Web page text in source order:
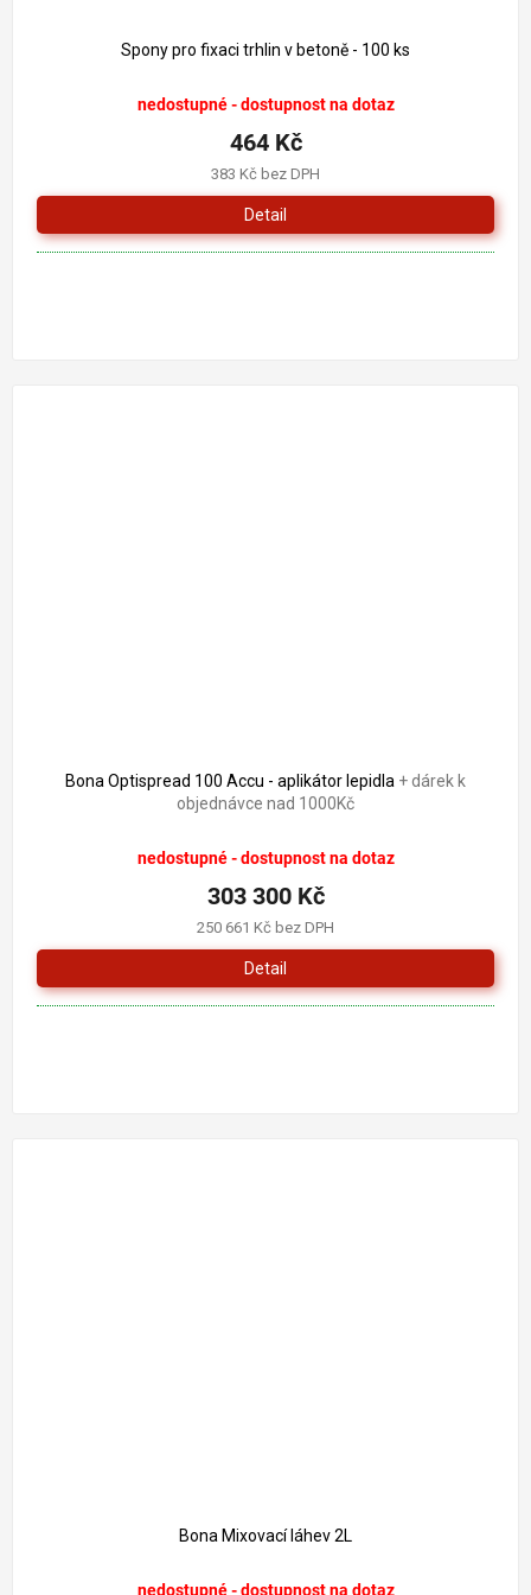
Spony pro fixaci trhlin v betoně - 100 ks
nedostupné - dostupnost na dotaz
383 Kč bez DPH
464 Kč
Detail
Bona Optispread 100 Accu - aplikátor lepidla + dárek k
objednávce nad 1000Kč
nedostupné - dostupnost na dotaz
250 661 Kč bez DPH
303 300 Kč
Detail
Bona Mixovací láhev 2L
nedostupné - dostupnost na dotaz